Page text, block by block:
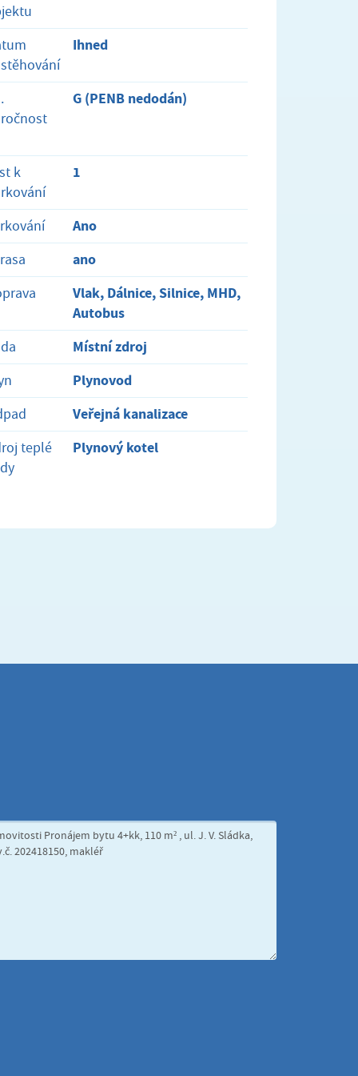
Ihned
G (PENB nedodán)
k
1
Ano
ano
Vlak, Dálnice, Silnice, MHD,
Autobus
Místní zdroj
Plynovod
Veřejná kanalizace
teplé
Plynový kotel